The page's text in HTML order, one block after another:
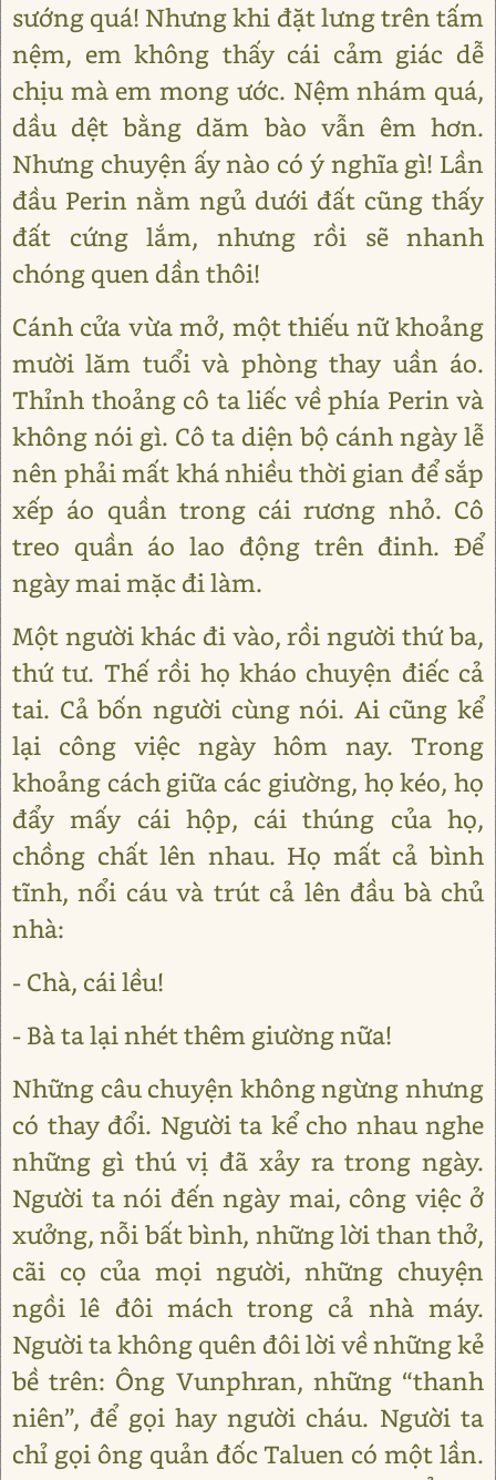
sướng quá! Nhưng khi đặt lưng trên tấm
nệm, em không thấy cái cảm giác dễ
chịu mà em mong ước. Nệm nhám quá,
dầu dệt bằng dăm bào vẫn êm hơn.
Nhưng chuyện ấy nào có ý nghĩa gì! Lần
đầu Perin nằm ngủ dưới đất cũng thấy
đất cứng lắm, nhưng rồi sẽ nhanh
chóng quen dần thôi!
Cánh cửa vừa mở, một thiếu nữ khoảng
mười lăm tuổi và phòng thay uần áo.
Thỉnh thoảng cô ta liếc về phía Perin và
không nói gì. Cô ta diện bộ cánh ngày lễ
nên phải mất khá nhiều thời gian để sắp
xếp áo quần trong cái rương nhỏ. Cô
treo quần áo lao động trên đinh. Để
ngày mai mặc đi làm.
Một người khác đi vào, rồi người thứ ba,
thứ tư. Thế rồi họ kháo chuyện điếc cả
tai. Cả bốn người cùng nói. Ai cũng kể
lại công việc ngày hôm nay. Trong
khoảng cách giữa các giường, họ kéo, họ
đẩy mấy cái hộp, cái thúng của họ,
chồng chất lên nhau. Họ mất cả bình
tĩnh, nổi cáu và trút cả lên đầu bà chủ
nhà:
- Chà, cái lều!
- Bà ta lại nhét thêm giường nữa!
Những câu chuyện không ngừng nhưng
có thay đổi. Người ta kể cho nhau nghe
những gì thú vị đã xảy ra trong ngày.
Người ta nói đến ngày mai, công việc ở
xưởng, nỗi bất bình, những lời than thở,
cãi cọ của mọi người, những chuyện
ngồi lê đôi mách trong cả nhà máy.
Người ta không quên đôi lời về những kẻ
bề trên: Ông Vunphran, những “thanh
niên”, để gọi hay người cháu. Người ta
chỉ gọi ông quản đốc Taluen có một lần.